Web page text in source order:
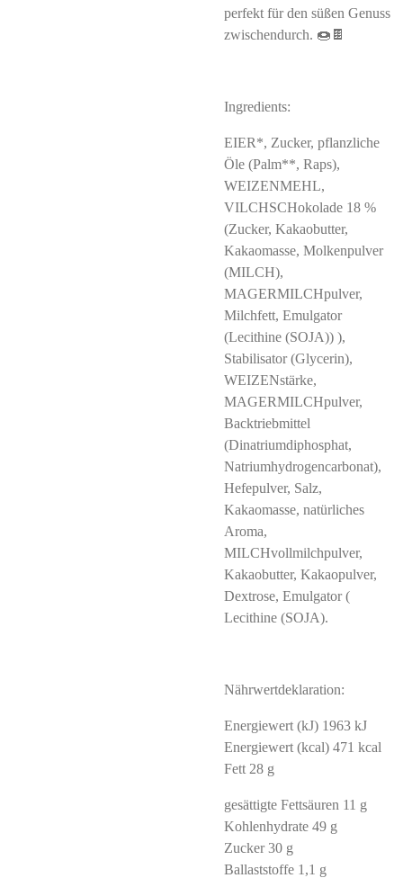
perfekt für den süßen Genuss
zwischendurch. 🍩🍫
Ingredients:
EIER*, Zucker, pflanzliche
Öle (Palm**, Raps),
WEIZENMEHL,
VILCHSCHokolade 18 %
(Zucker, Kakaobutter,
Kakaomasse, Molkenpulver
(MILCH),
MAGERMILCHpulver,
Milchfett, Emulgator
(Lecithine (SOJA)) ),
Stabilisator (Glycerin),
WEIZENstärke,
MAGERMILCHpulver,
Backtriebmittel
(Dinatriumdiphosphat,
Natriumhydrogencarbonat),
Hefepulver, Salz,
Kakaomasse, natürliches
Aroma,
MILCHvollmilchpulver,
Kakaobutter, Kakaopulver,
Dextrose, Emulgator (
Lecithine (SOJA).
Nährwertdeklaration:
Energiewert (kJ) 1963 kJ
Energiewert (kcal) 471 kcal
Fett 28 g
gesättigte Fettsäuren 11 g
Kohlenhydrate 49 g
Zucker 30 g
Ballaststoffe 1,1 g